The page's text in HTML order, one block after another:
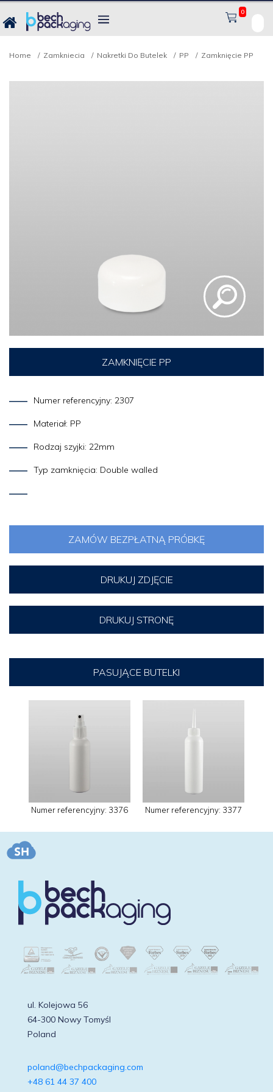
0
Home Zamkniecia Nakretki Do Butelek PP Zamknięcie PP
ZAMKNIĘCIE PP
Numer referencyjny: 2307
Materiał: PP
Rodzaj szyjki: 22mm
Typ zamknięcia: Double walled
ZAMÓW BEZPŁATNĄ PRÓBKĘ
DRUKUJ ZDJĘCIE
DRUKUJ STRONĘ
PASUJĄCE BUTELKI
Numer referencyjny: 3376 Numer referencyjny: 3377
ul. Kolejowa 56
64-300 Nowy Tomyśl
Poland
poland@bechpackaging.com
+48 61 44 37 400